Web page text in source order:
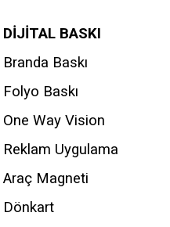
DİJİTAL BASKI
Branda Baskı
Folyo Baskı
One Way Vision
Reklam Uygulama
Araç Magneti
Dönkart